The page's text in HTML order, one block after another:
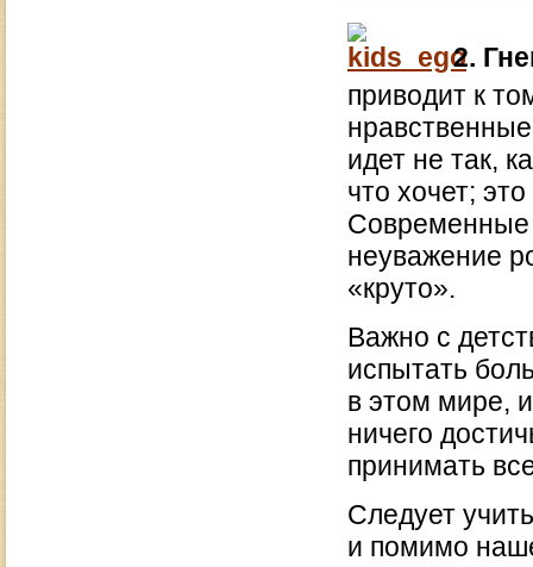
2.
приводит к
идет не так,
что хочет;
Современные
неуважение
«круто».
Важно с
испытать
в этом мире,
ничего
принимать
Следует
и помимо